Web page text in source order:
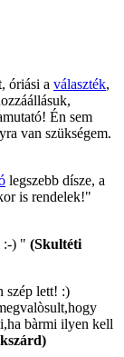
óriási a választék,
Én sem
van szükségem.
legszebb dísze, a
is rendelek!"
:-) " (Skultéti
szép lett! :)
bàrmi ilyen kell